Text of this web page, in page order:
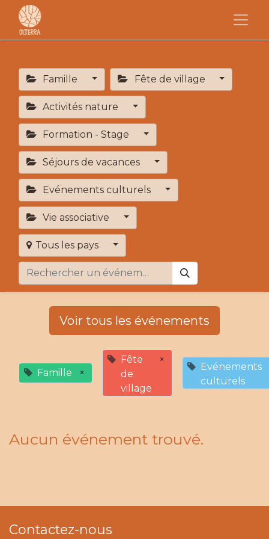
Famille Fête de village
Activités nature
Formation - Stage
Séjours de vacances
Evénements culturels
Vie associative
Tous les pays
Voir tous les événements
Famille ×
Fête
de
village
×
Evénements
culturels
Aucun événement trouvé.
Contactez-nous